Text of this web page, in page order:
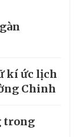
kí ức lịch
Chinh
trong